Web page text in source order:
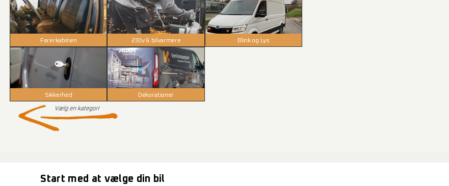
Førerkabinen 230v & bilvarmere Blink og Lys
Sikkerhed Dekorationer
Start med at vælge din bil